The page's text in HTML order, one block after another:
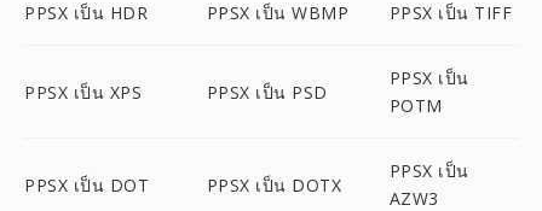
PPSX เป็น HDR PPSX เป็น WBMP PPSX เป็น TIFF
PPSX เป็น XPS PPSX เป็น PSD
PPSX เป็น
POTM
PPSX เป็น DOT PPSX เป็น DOTX
PPSX เป็น
AZW3